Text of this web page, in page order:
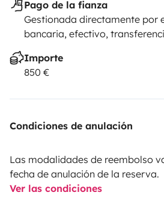
Pago de la fianza
Gestionada directamente por
bancaria, efectivo,
Importe
850 €
Condiciones de anulación
Las modalidades de reembolso
fecha de anulación de la reserva.
Ver las condiciones